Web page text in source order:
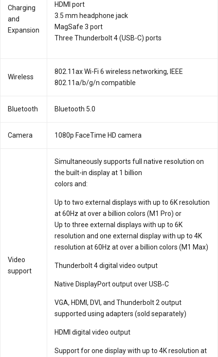
Charging
and
Expansion
HDMI port
3.5 mm headphone jack
MagSafe 3 port
Three Thunderbolt 4 (USB-C) ports
Wireless
802.11ax Wi-Fi 6 wireless networking, IEEE
802.11a/b/g/n compatible
Bluetooth Bluetooth 5.0
Camera 1080p FaceTime HD camera
Video
support
Simultaneously supports full native resolution on
the built-in display at 1 billion
colors and:
Up to two external displays with up to 6K resolution
at 60Hz at over a billion colors (M1 Pro) or
Up to three external displays with up to 6K
resolution and one external display with up to 4K
resolution at 60Hz at over a billion colors (M1 Max)
Thunderbolt 4 digital video output
Native DisplayPort output over USB‑C
VGA, HDMI, DVI, and Thunderbolt 2 output
supported using adapters (sold separately)
HDMI digital video output
Support for one display with up to 4K resolution at